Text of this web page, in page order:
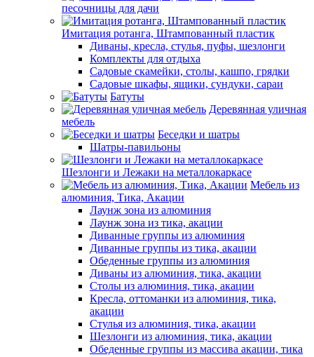
песочницы для дачи
Имитация ротанга, Штампованный пластик
Диваны, кресла, стулья, пуфы, шезлонги
Комплекты для отдыха
Садовые скамейки, столы, кашпо, грядки
Садовые шкафы, ящики, сундуки, сараи
Батуты
Деревянная уличная
мебель
Беседки и шатры
Шатры-павильоны
Шезлонги и Лежаки на металлокаркасе
Мебель из
алюминия, Тика, Акации
Лаунж зона из алюминия
Лаунж зона из тика, акации
Диванные группы из алюминия
Диванные группы из тика, акации
Обеденные группы из алюминия
Диваны из алюминия, тика, акации
Столы из алюминия, тика, акации
Кресла, оттоманки из алюминия, тика,
акации
Стулья из алюминия, тика, акации
Шезлонги из алюминия, тика, акации
Обеденные группы из массива акации, тика